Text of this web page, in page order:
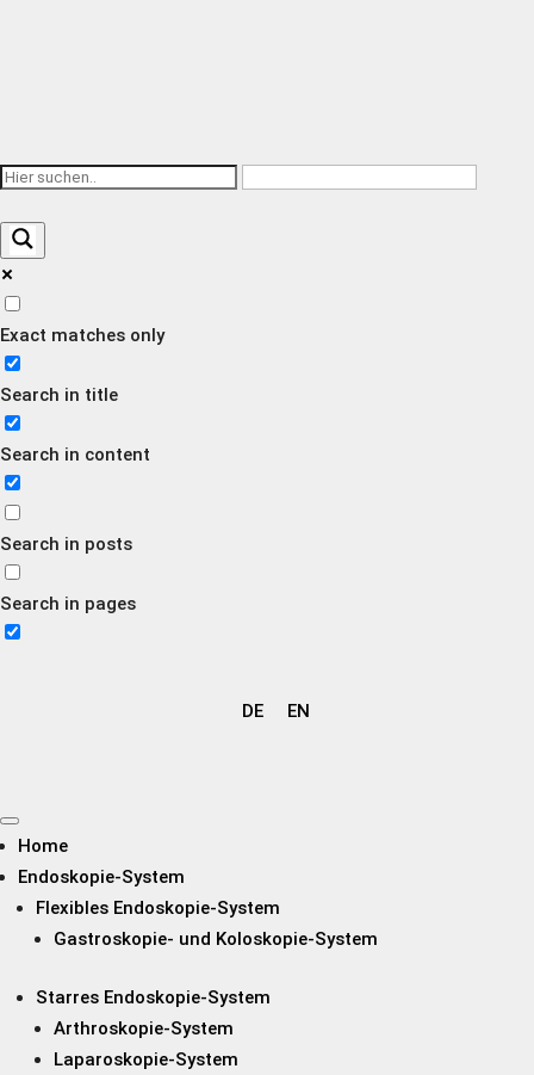
Exact matches only
Search in title
Search in content
Search in posts
Search in pages
DE EN
Home
Endoskopie-System
Flexibles Endoskopie-System
Gastroskopie- und Koloskopie-System
Starres Endoskopie-System
Arthroskopie-System
Laparoskopie-System